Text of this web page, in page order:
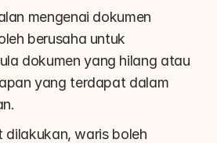
mengenai dokumen
berusaha untuk
dokumen yang hilang atau
yang terdapat dalam
waris boleh